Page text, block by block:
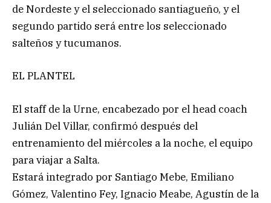
de Nordeste y el seleccionado santiagueño, y el
segundo partido será entre los seleccionado
salteños y tucumanos.
EL PLANTEL
El staff de la Urne, encabezado por el head coach
Julián Del Villar, confirmó después del
entrenamiento del miércoles a la noche, el equipo
para viajar a Salta.
Estará integrado por Santiago Mebe, Emiliano
Gómez, Valentino Fey, Ignacio Meabe, Agustín de la